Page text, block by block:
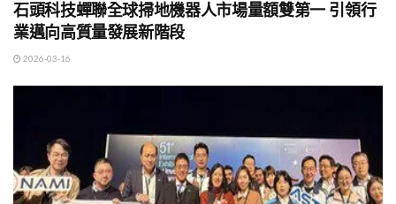
石頭科技蟬聯全球掃地機器人市場量額雙第一 引領行
業邁向高質量發展新階段
2026-03-16